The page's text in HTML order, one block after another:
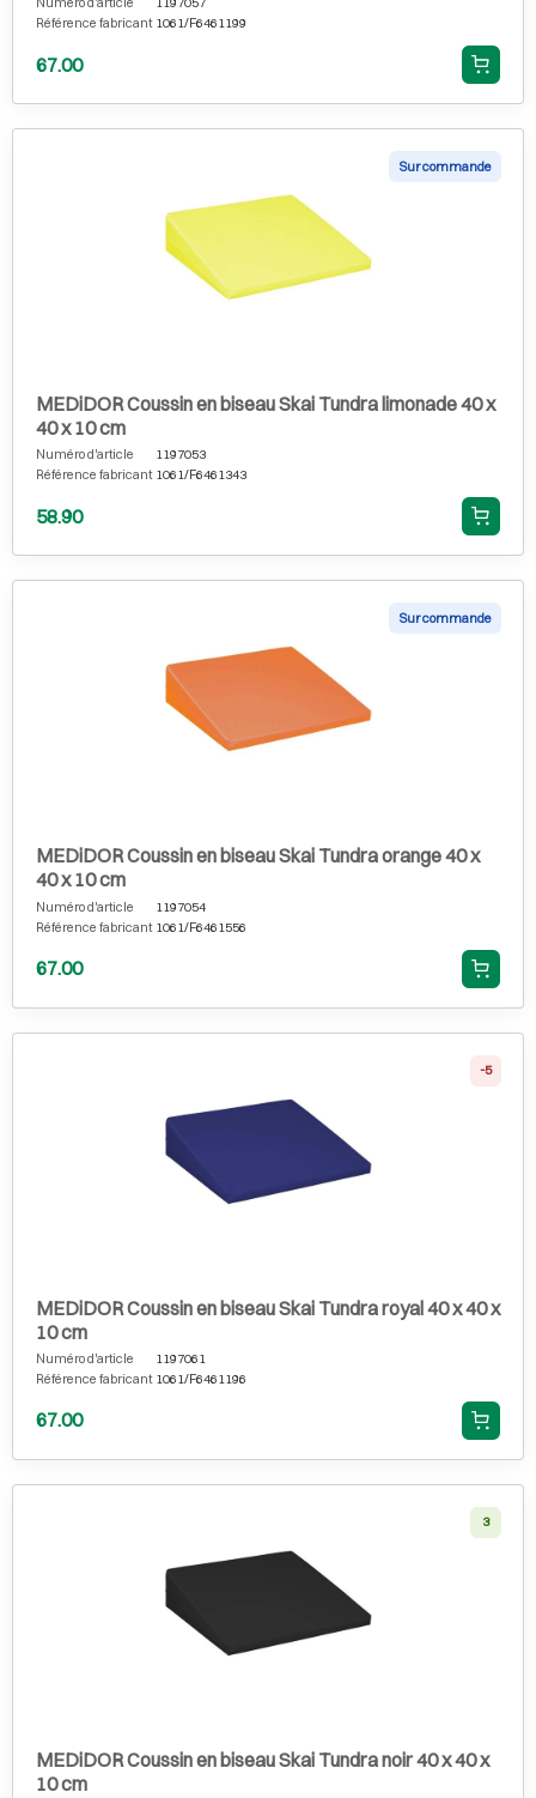
Référence fabricant 1061/F6461199
67.00
Sur commande
MEDiDOR Coussin en biseau Skai Tundra limonade 40 x
40 x 10 cm
Numéro d'article
1197053
Référence fabricant 1061/F6461343
58.90
Sur commande
MEDiDOR Coussin en biseau Skai Tundra orange 40 x
40 x 10 cm
Numéro d'article
1197054
Référence fabricant 1061/F6461556
67.00
-5
MEDiDOR Coussin en biseau Skai Tundra royal 40 x 40 x
10 cm
Numéro d'article
1197061
Référence fabricant 1061/F6461196
67.00
3
MEDiDOR Coussin en biseau Skai Tundra noir 40 x 40 x
10 cm